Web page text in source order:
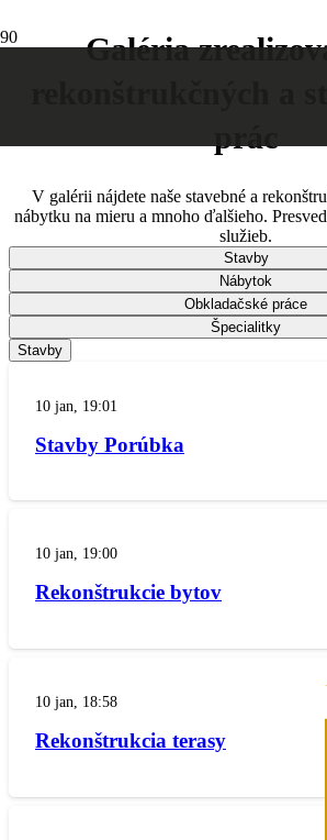
Galéria
prác
V galérii nájdete naše stavebné a
nábytku na mieru a mnoho ďalšieho.
služieb.
Stavby
Nábytok
Obkladačské práce
Špecialitky
Stavby
10 jan, 19:01
Stavby Porúbka
10 jan, 19:00
Rekonštrukcie bytov
10 jan, 18:58
Rekonštrukcia terasy